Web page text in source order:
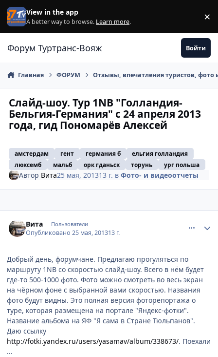
Перейти к содержанию
View in the app
A better way to browse. Learn more. ×
Форум Туртранс-Вояж Войти
Главная ФОРУМ Отзывы, впечатления туристов, фото
Слайд-шоу. Тур 1NB "Голландия-
Бельгия-Германия" с 24 апреля 2013
года, гид Пономарёв Алексей
амстердам гент германия б
ельгия голландия
люксемб
мальб орк гданьск торунь ург польша
Автор Вита25 мая, 201313 г. вФото- и видеоотчеты
Вита Пользователи
Опубликовано25 мая, 201313 г.
Добрый день, форумчане. Предлагаю прогуляться по
маршруту 1NB со скоростью слайд-шоу. Всего в нём будет
где-то 500-1000 фото. Фото можно смотреть во весь экран
на чёрном фоне с выбранной вами скоростью. Названия
фото будут видны. Это полная версия фоторепортажа о
туре, которая размещена на портале "Яндекс-фотки".
Название альбома на ЯФ "Я сама в Стране Тюльпанов".
Даю ссылку
http://fotki.yandex.ru/users/yasamav/album/338673/. Поехали
...